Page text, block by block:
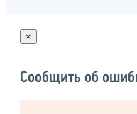
×
Сообщить об